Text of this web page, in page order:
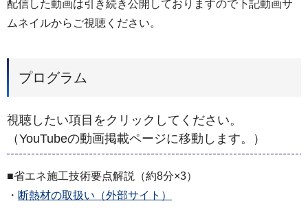
配信した動画は引き続き公開しておりますので下記動画サ
ムネイルからご視聴ください。
プログラム
視聴したい項目をクリックしてください。
（YouTubeの動画掲載ページに移動します。）
■省エネ施工技術要点解説（約8分×3）
・ 断熱材の取扱い（外部サイト）